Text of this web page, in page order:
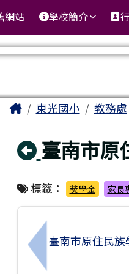
小學
網站 學校簡介
主內容區域
Home東光國小 教務處
回上頁
臺南市原
標籤： 獎學金 家長
上一筆：平埔族學
臺南市原住民